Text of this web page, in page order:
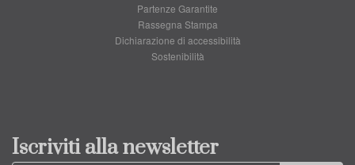
Partenze Garantite
Rassegna Stampa
Dichiarazione di accessibilità
Sostenibilità
Iscriviti alla newsletter